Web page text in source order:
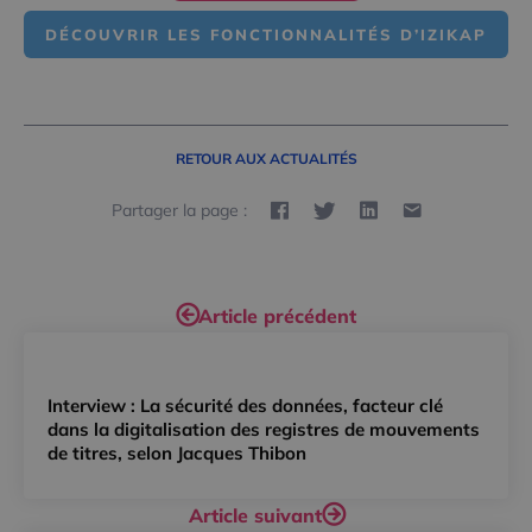
DÉCOUVRIR LES FONCTIONNALITÉS D’IZIKAP
RETOUR AUX ACTUALITÉS
Partager la page :
Article précédent
Interview : La sécurité des données, facteur clé
dans la digitalisation des registres de mouvements
de titres, selon Jacques Thibon
Article suivant